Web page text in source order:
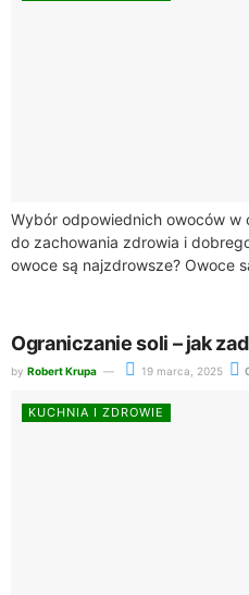
Wybór odpowiednich owoców w
do zachowania zdrowia i
owoce są najzdrowsze? Owoce
Ograniczanie soli – jak
by Robert Krupa 19 marca, 2025
KUCHNIA I ZDROWIE